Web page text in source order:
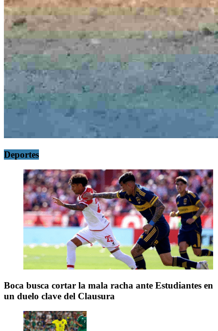
Deportes
Boca busca cortar la mala racha ante Estudiantes en
un duelo clave del Clausura